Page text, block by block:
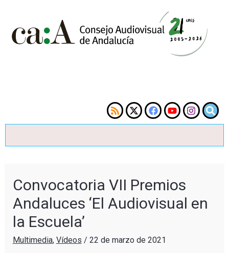
Convocatoria VII Premios
Andaluces ‘El Audiovisual en
la Escuela’
Multimedia, Vídeos / 22 de marzo de 2021